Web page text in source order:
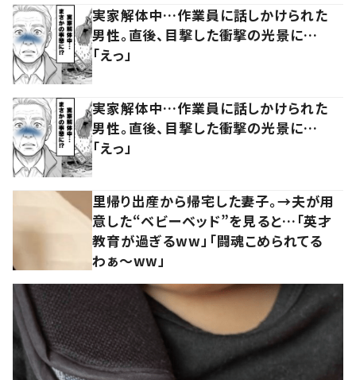
実家解体中…作業員に話しかけられた
男性。直後、目撃した衝撃の光景に…
「えっ」
実家解体中…作業員に話しかけられた
男性。直後、目撃した衝撃の光景に…
「えっ」
里帰り出産から帰宅した妻子。→夫が用
意した“ベビーベッド”を見ると…「英才
教育が過ぎるww」「闘魂こめられてる
わぁ～ww」